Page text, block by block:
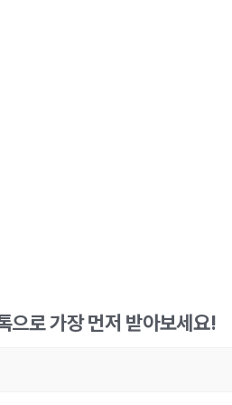
으로 가장 먼저 받아보세요!